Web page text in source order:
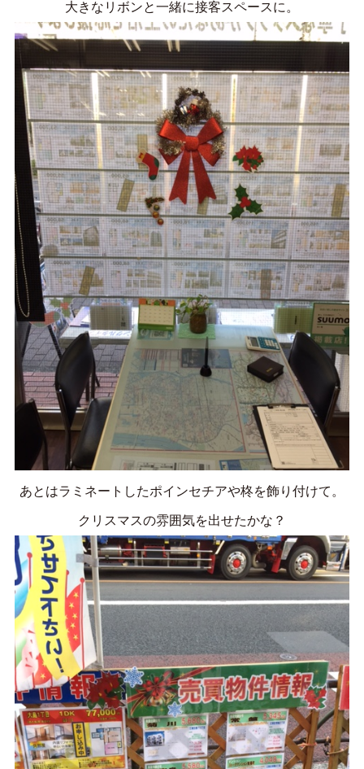
大きなリボンと一緒に接客スペースに。
あとはラミネートしたポインセチアや柊を飾り付けて。
クリスマスの雰囲気を出せたかな？